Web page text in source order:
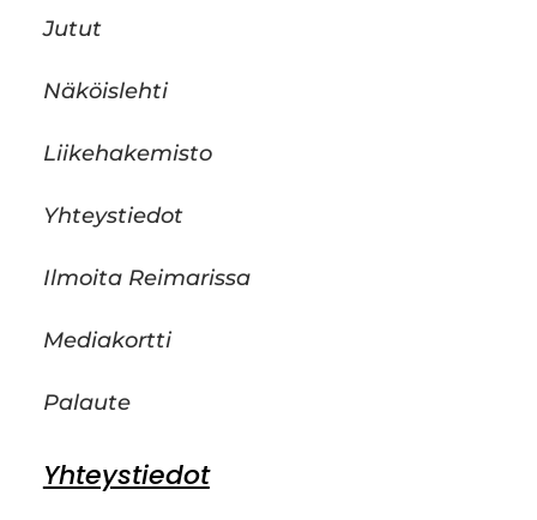
Jutut
Näköislehti
Liikehakemisto
Yhteystiedot
Ilmoita Reimarissa
Mediakortti
Palaute
Yhteystiedot